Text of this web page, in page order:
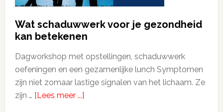
Wat schaduwwerk voor je gezondheid
kan betekenen
Dagworkshop met opstellingen, schaduwwerk
oefeningen en een gezamenlijke lunch Symptomen
zijn niet zomaar lastige signalen van het lichaam. Ze
zijn … [Lees meer ...]